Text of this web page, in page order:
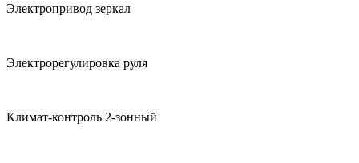
Электропривод зеркал
Электрорегулировка руля
Климат-контроль 2-зонный